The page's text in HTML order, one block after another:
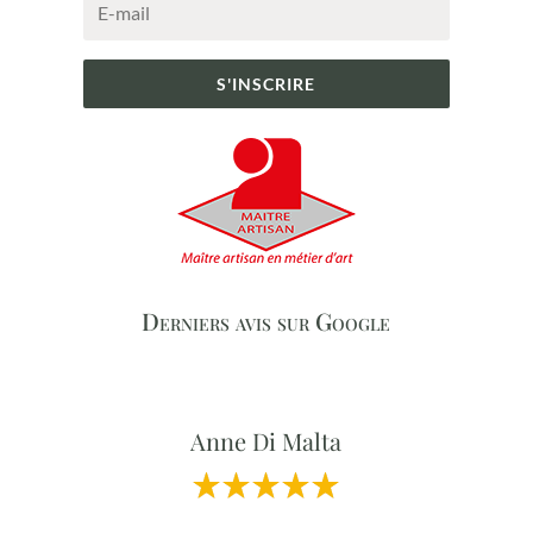
S'INSCRIRE
Derniers avis sur Google
Anne Di Malta